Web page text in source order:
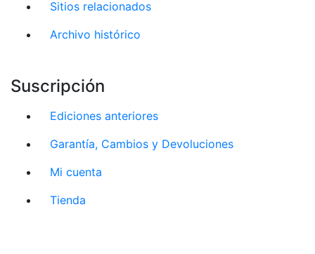
Sitios relacionados
Archivo histórico
Suscripción
Ediciones anteriores
Garantía, Cambios y Devoluciones
Mi cuenta
Tienda